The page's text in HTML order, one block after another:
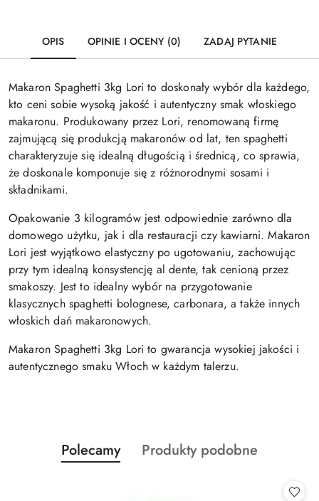
OPIS OPINIE I OCENY (0) ZADAJ PYTANIE
Makaron Spaghetti 3kg Lori to doskonały wybór dla każdego,
kto ceni sobie wysoką jakość i autentyczny smak włoskiego
makaronu. Produkowany przez Lori, renomowaną firmę
zajmującą się produkcją makaronów od lat, ten spaghetti
charakteryzuje się idealną długością i średnicą, co sprawia,
że doskonale komponuje się z różnorodnymi sosami i
składnikami.
Opakowanie 3 kilogramów jest odpowiednie zarówno dla
domowego użytku, jak i dla restauracji czy kawiarni. Makaron
Lori jest wyjątkowo elastyczny po ugotowaniu, zachowując
przy tym idealną konsystencję al dente, tak cenioną przez
smakoszy. Jest to idealny wybór na przygotowanie
klasycznych spaghetti bolognese, carbonara, a także innych
włoskich dań makaronowych.
Makaron Spaghetti 3kg Lori to gwarancja wysokiej jakości i
autentycznego smaku Włoch w każdym talerzu.
Pomiń karuzelę produktów
Produkty
o
Polecamy
Produkty
Produkty podobne